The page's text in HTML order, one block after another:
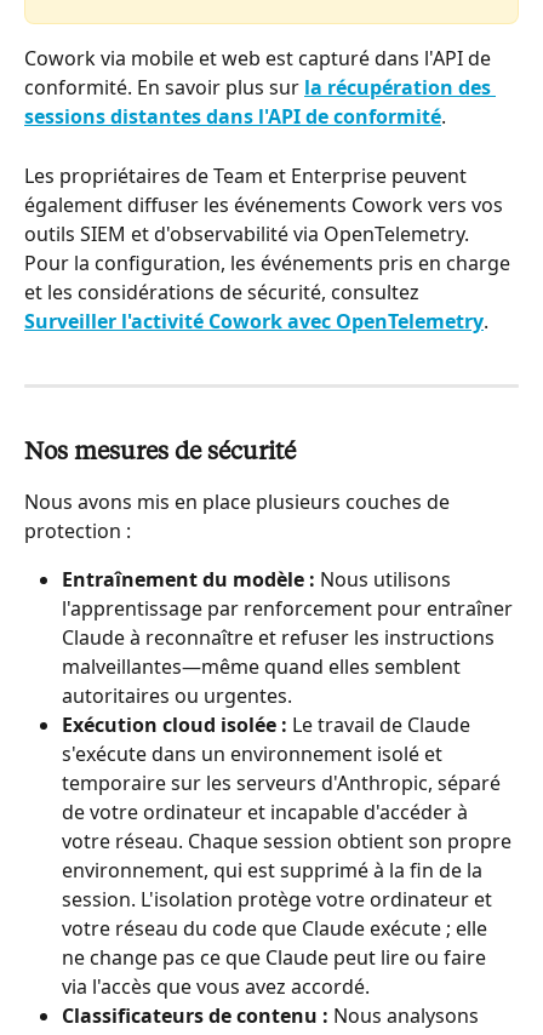
Cowork via mobile et web est capturé dans l'API de
conformité. En savoir plus sur la récupération des
sessions distantes dans l'API de conformité.
Les propriétaires de Team et Enterprise peuvent
également diffuser les événements Cowork vers vos
outils SIEM et d'observabilité via OpenTelemetry.
Pour la configuration, les événements pris en charge
et les considérations de sécurité, consultez
Surveiller l'activité Cowork avec OpenTelemetry.
Nos mesures de sécurité
Nous avons mis en place plusieurs couches de
protection :
Entraînement du modèle : Nous utilisons
l'apprentissage par renforcement pour entraîner
Claude à reconnaître et refuser les instructions
malveillantes—même quand elles semblent
autoritaires ou urgentes.
Exécution cloud isolée : Le travail de Claude
s'exécute dans un environnement isolé et
temporaire sur les serveurs d'Anthropic, séparé
de votre ordinateur et incapable d'accéder à
votre réseau. Chaque session obtient son propre
environnement, qui est supprimé à la fin de la
session. L'isolation protège votre ordinateur et
votre réseau du code que Claude exécute ; elle
ne change pas ce que Claude peut lire ou faire
via l'accès que vous avez accordé.
Classificateurs de contenu : Nous analysons